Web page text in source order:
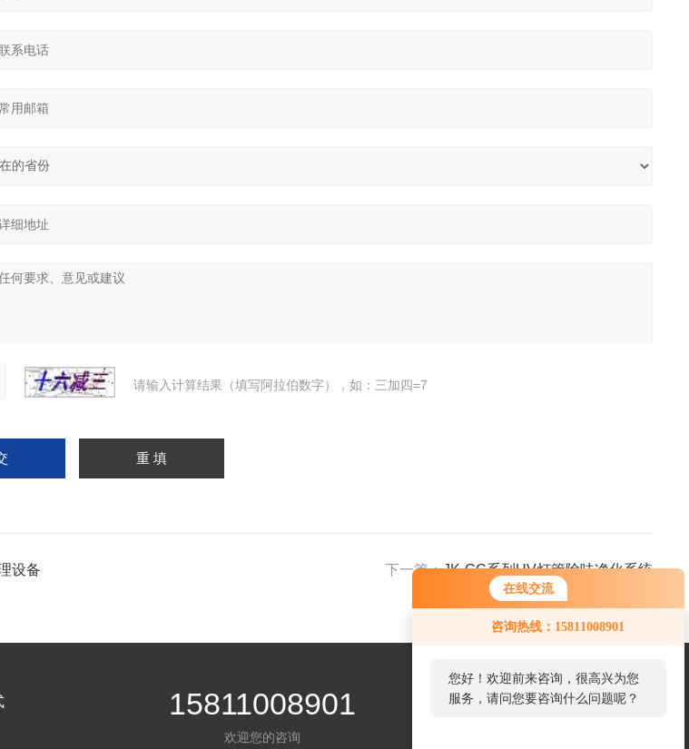
在线交流
咨询热线：15811008901
您好！欢迎前来咨询，很高兴为您
服务，请问您要咨询什么问题呢？
请输入计算结果（填写阿拉伯数字），如：三加四=7
设备 下一篇：JK-GC系列UV灯管除味净化系统
15811008901
欢迎您的咨询